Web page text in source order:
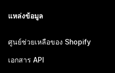
แหล่งข้อมูล
ศูนย์ช่วยเหลือของ Shopify
เอกสาร API